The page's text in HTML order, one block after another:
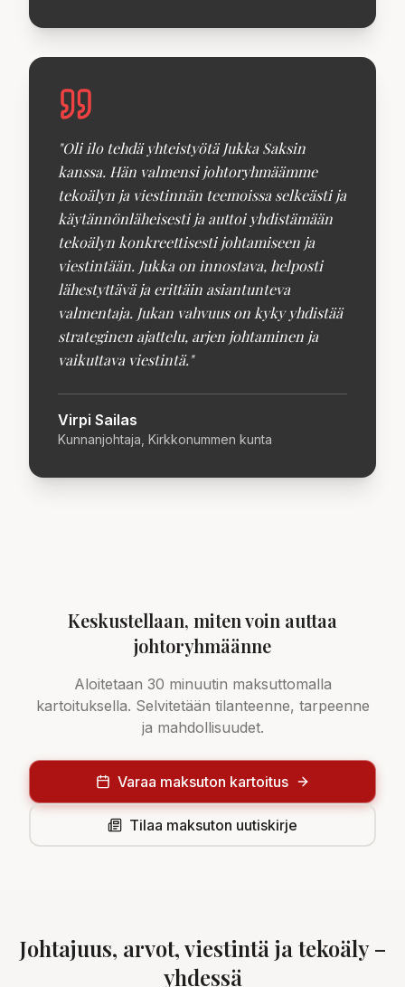
"Oli ilo tehdä yhteistyötä Jukka Saksin
kanssa. Hän valmensi johtoryhmäämme
tekoälyn ja viestinnän teemoissa selkeästi ja
käytännönläheisesti ja auttoi yhdistämään
tekoälyn konkreettisesti johtamiseen ja
viestintään. Jukka on innostava, helposti
lähestyttävä ja erittäin asiantunteva
valmentaja. Jukan vahvuus on kyky yhdistää
strateginen ajattelu, arjen johtaminen ja
vaikuttava viestintä."
Virpi Sailas
Kunnanjohtaja, Kirkkonummen kunta
Keskustellaan, miten voin auttaa
johtoryhmäänne
Aloitetaan 30 minuutin maksuttomalla
kartoituksella. Selvitetään tilanteenne, tarpeenne
ja mahdollisuudet.
Varaa maksuton kartoitus
Tilaa maksuton uutiskirje
Johtajuus, arvot, viestintä ja tekoäly –
yhdessä